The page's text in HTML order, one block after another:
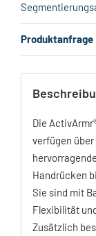
Produktanfrage
Die
verfügen
Handrücken
Sie sind mit
Flexibilität
Zusätzlich